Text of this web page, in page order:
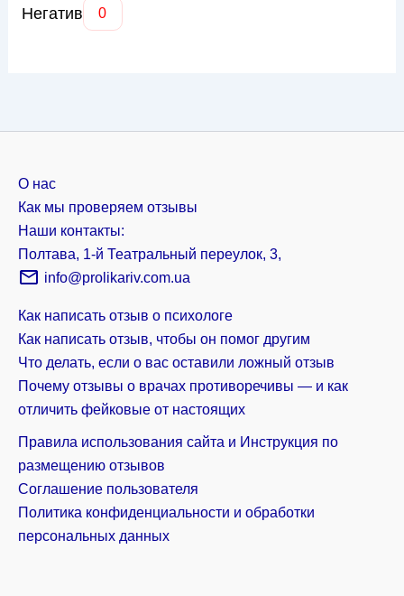
Негатив 0
О нас
Как мы проверяем отзывы
Наши контакты:
Полтава, 1-й Театральный переулок, 3,
info@prolikariv.com.ua
Как написать отзыв о психологе
Как написать отзыв, чтобы он помог другим
Что делать, если о вас оставили ложный отзыв
Почему отзывы о врачах противоречивы — и как
отличить фейковые от настоящих
Правила использования сайта и Инструкция по
размещению отзывов
Соглашение пользователя
Политика конфиденциальности и обработки
персональных данных